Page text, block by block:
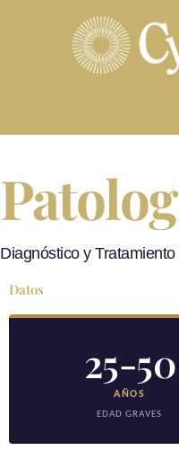
Diagnóstico y
Datos
25-50
AÑOS
EDAD GRAVES